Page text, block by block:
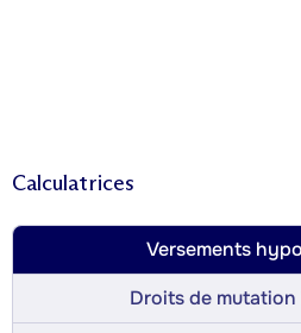
Calculatrices
Versements
Droits de